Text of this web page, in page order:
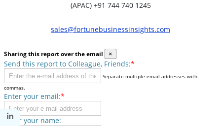
(APAC) +91 744 740 1245
sales@fortunebusinessinsights.com
Sharing this report over the email ×
Send this report to Colleague, Friends:*
Separate multiple email addresses with
commas.
Enter your email:*
Enter your name: